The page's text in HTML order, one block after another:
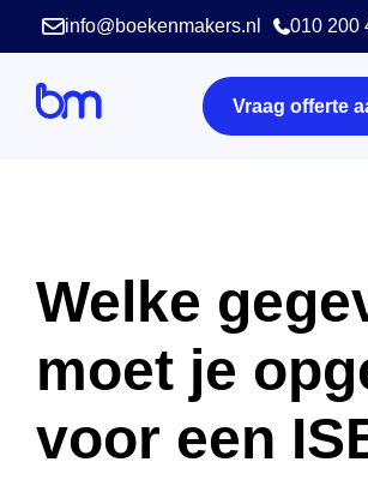
info@boekenmakers.nl 010 200
Vraag offerte
Welke
moet je
voor een